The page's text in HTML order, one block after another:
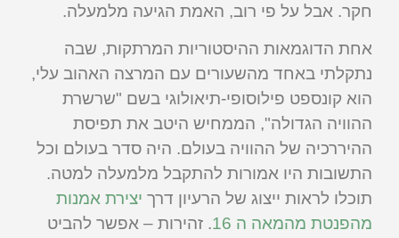
חקר. אבל על פי רוב, האמת הגיעה מלמעלה.
אחת הדוגמאות ההיסטוריות המרתקות, שבה
נתקלתי באחד מהשעורים עם המרצה האהוב עלי,
הוא קונספט פילוסופי-תיאולוגי בשם "שרשרת
ההוויה הגדולה", הממחיש היטב את תפיסת
ההיררכיה של ההוויה בעולם. היה סדר בעולם וכל
התשובות היו אמורות להתקבל מלמעלה למטה.
תוכלו לראות ייצוג של הרעיון דרך יצירת אמנות
מהפנטת מהמאה ה 16
. זהירות – אפשר להביט